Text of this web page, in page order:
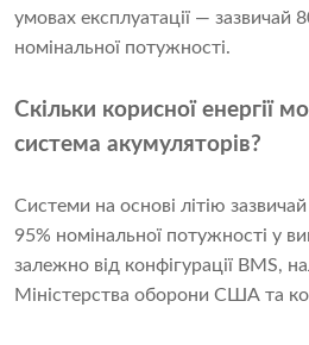
умовах експлуатації — зазвичай
номінальної потужності.
Скільки корисної енергії
система акумуляторів?
Системи на основі літію
95% номінальної потужності у
залежно від конфігурації BMS,
Міністерства оборони США та